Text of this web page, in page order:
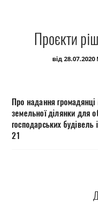
Проєкти
від
Про надання
земельної ділянки для
господарських будівель
21